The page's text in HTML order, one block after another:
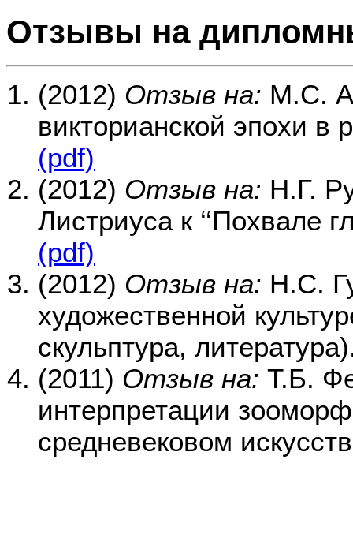
Отзывы на
(2012) Отзыв на: М.С.
викторианской эпохи
(pdf)
(2012) Отзыв на: Н.Г.
Листриуса к ‘‘Похвале
(pdf)
(2012) Отзыв на: Н.С.
художественной
скульптура,
(2011) Отзыв на: Т.Б.
интерпретации
средневековом